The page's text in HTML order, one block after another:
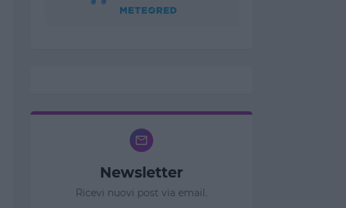
Newsletter
Ricevi nuovi post via email.